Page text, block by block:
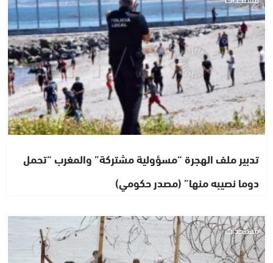
تدبير ملف الهجرة “مسؤولية مشتركة” والمغرب “تحمل
دوما نصيبه منها” (مصدر حكومي)
مستجدات